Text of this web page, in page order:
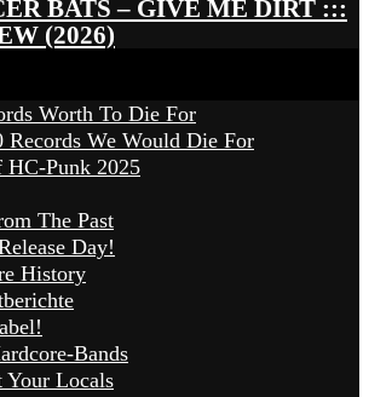
BATS – GIVE ME DIRT :::
(2026)
Worth To Die For
Records We Would Die For
HC-Punk 2025
The Past
Day!
History
Bands
Your Locals